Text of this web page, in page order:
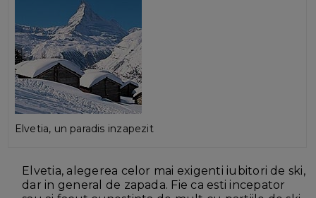
Elvetia, un paradis inzapezit
Elvetia, alegerea celor mai exigenti iubitori de ski,
dar in general de zapada. Fie ca esti incepator